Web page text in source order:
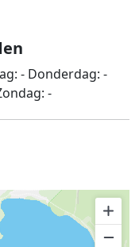
- Donderdag: -
-